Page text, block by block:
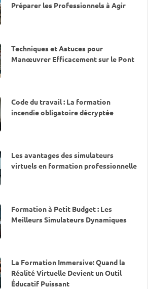
Préparer les Professionnels à Agir
Techniques et Astuces pour
Manœuvrer Efficacement sur le Pont
Code du travail : La formation
incendie obligatoire décryptée
Les avantages des simulateurs
virtuels en formation professionnelle
Formation à Petit Budget : Les
Meilleurs Simulateurs Dynamiques
La Formation Immersive: Quand la
Réalité Virtuelle Devient un Outil
Éducatif Puissant